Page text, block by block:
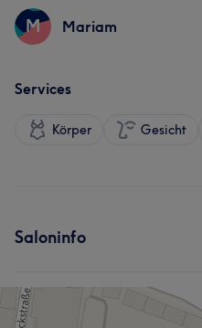
M Mariam
Services
Körper Gesicht
Saloninfo